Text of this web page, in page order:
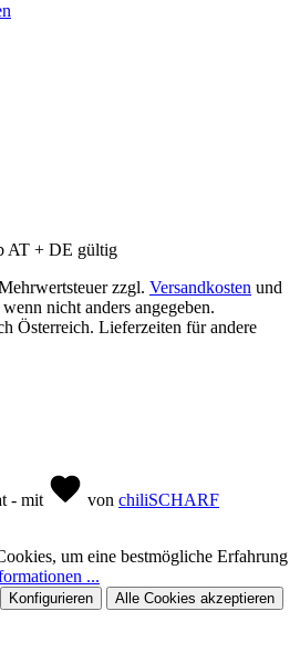
AT + DE gültig
zzgl. Versandkosten und
nicht anders angegeben.
Österreich. Lieferzeiten für andere
- mit von chiliSCHARF
um eine bestmögliche Erfahrung
...
Konfigurieren Alle Cookies akzeptieren